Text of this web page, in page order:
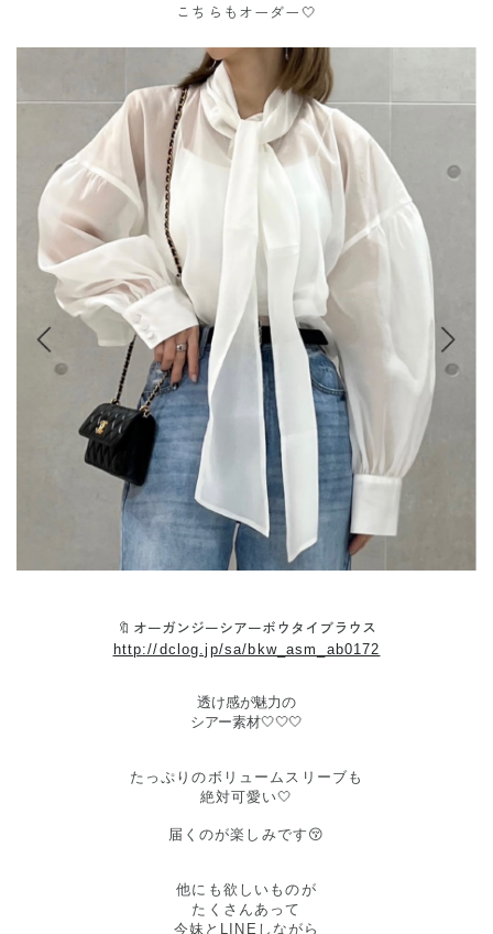
こちらもオーダー🤍
🔖 オーガンジーシアーボウタイブラウス
http://dclog.jp/sa/bkw_asm_ab0172
透け感が魅力の
シアー素材🤍🤍🤍
たっぷりのボリュームスリーブも
絶対可愛い🤍
届くのが楽しみです😚
他にも欲しいものが
たくさんあって
今妹とLINEしながら